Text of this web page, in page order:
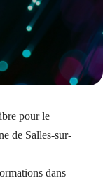
pour le
de Salles-sur-
dans